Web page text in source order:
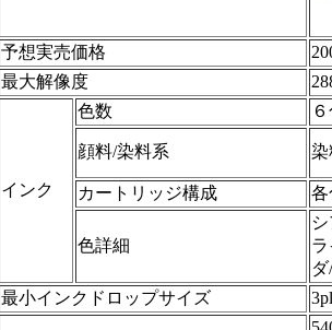
予想実売価格
最大解像度
インク
色数
顔料/染料系 染
カートリッジ構成 各
色詳細
最小インクドロップサイズ
3pl